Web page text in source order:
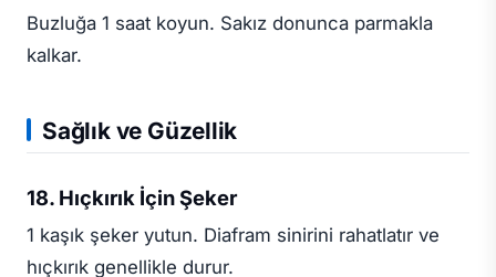
Buzluğa 1 saat koyun. Sakız donunca parmakla
kalkar.
Sağlık ve Güzellik
18. Hıçkırık İçin Şeker
1 kaşık şeker yutun. Diafram sinirini rahatlatır ve
hıçkırık genellikle durur.